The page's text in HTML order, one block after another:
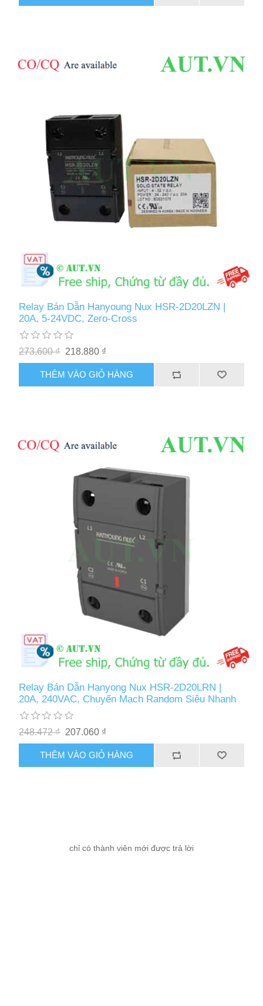
Relay Bán Dẫn Hanyoung Nux HSR-2D20LZN |
20A, 5-24VDC, Zero-Cross
273.600 ₫ 218.880 ₫
THÊM VÀO GIỎ HÀNG
Relay Bán Dẫn Hanyong Nux HSR-2D20LRN |
20A, 240VAC, Chuyển Mạch Random Siêu Nhanh
248.472 ₫ 207.060 ₫
THÊM VÀO GIỎ HÀNG
chỉ có thành viên mới được trả lời